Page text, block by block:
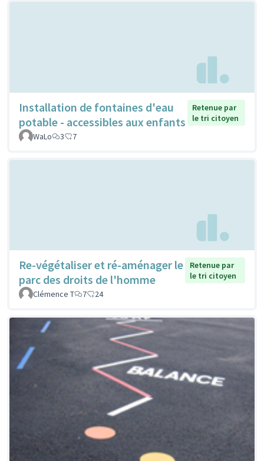
Installation de fontaines d'eau
potable - accessibles aux enfants
Retenue par
le tri citoyen
WaLo
3 7
Re-végétaliser et ré-aménager le
parc des droits de l'homme
Retenue par
le tri citoyen
Clémence T
7 24